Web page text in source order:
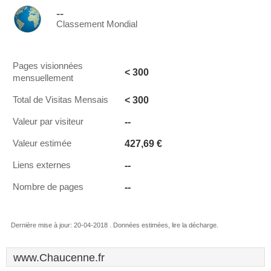
--
Classement Mondial
Pages visionnées
mensuellement
< 300
Total de Visitas Mensais < 300
Valeur par visiteur --
Valeur estimée 427,69 €
Liens externes --
Nombre de pages --
Dernière mise à jour: 20-04-2018 . Données estimées, lire la décharge.
www.Chaucenne.fr